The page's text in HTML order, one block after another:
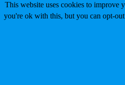
This website uses cookies to improve
you're ok with this, but you can opt-